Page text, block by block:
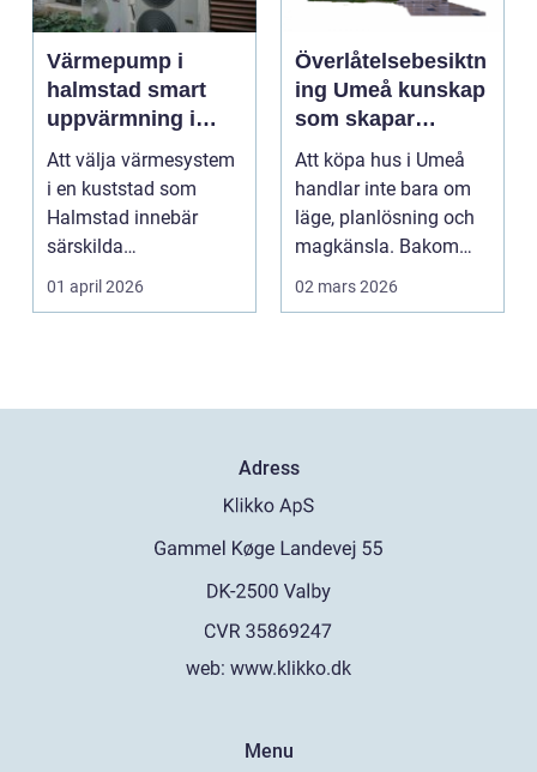
Värmepump i
halmstad smart
uppvärmning i
kustklimat
Att välja värmesystem
i en kuststad som
Halmstad innebär
särskilda
förutsättningar. Vind,
fukt, mild...
01 april 2026
Överlåtelsebesiktn
ing Umeå kunskap
som skapar
tryggare
husaffärer
Att köpa hus i Umeå
handlar inte bara om
läge, planlösning och
magkänsla. Bakom
väggar, golv och tak...
02 mars 2026
Adress
web: www.klikko.dk
Menu